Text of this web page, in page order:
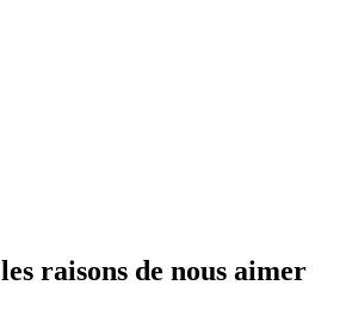
les raisons de nous aimer